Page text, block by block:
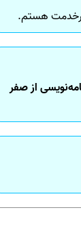
هستم.
از صفر